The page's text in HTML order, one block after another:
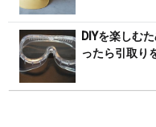
DIYを楽しむ
ったら引取り